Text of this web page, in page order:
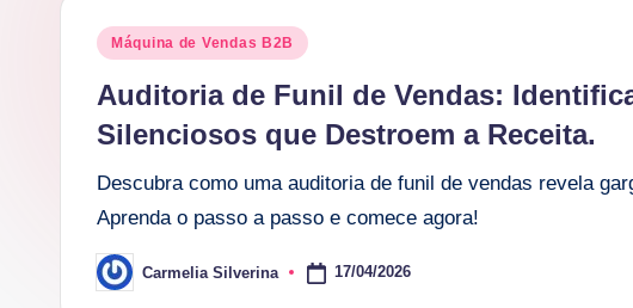
internet.
Posted
Máquina de Vendas B2B
Auditoria de Funil de Vendas:
Silenciosos que Destroem a Receita.
Descubra como uma auditoria de funil de vendas revela
Aprenda o passo a passo e comece agora!
Posted
by
Carmelia Silverina 17/04/2026